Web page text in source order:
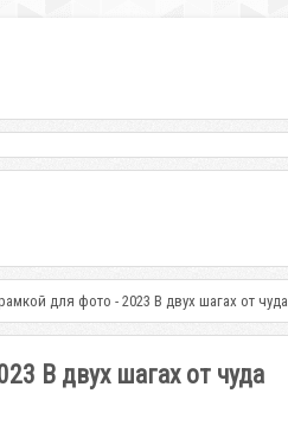
для фото - 2023 В двух шагах от чуда
В двух шагах от чуда